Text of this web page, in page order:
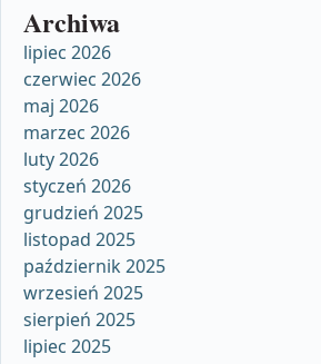
Archiwa
lipiec 2026
czerwiec 2026
maj 2026
marzec 2026
luty 2026
styczeń 2026
grudzień 2025
listopad 2025
październik 2025
wrzesień 2025
sierpień 2025
lipiec 2025